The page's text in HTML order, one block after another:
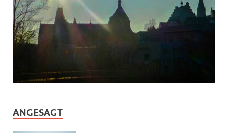
ANGESAGT